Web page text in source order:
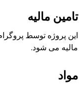
تامین مالیه
این پروژه توسط
مالیه می شود.
مواد